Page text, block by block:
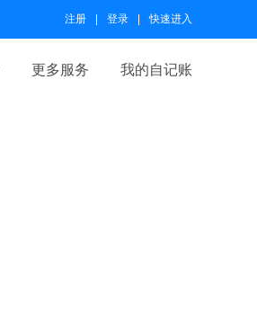
注册 登录 快速进入
更多服务 我的自记账